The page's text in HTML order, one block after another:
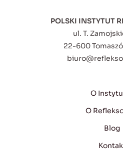
POLSKI INSTYTUT
ul. T.
22-600
O
O
Blog